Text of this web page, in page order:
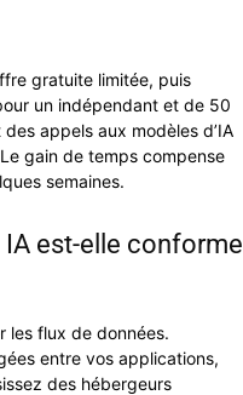
gratuite limitée, puis
un indépendant et de 50
appels aux modèles d’IA
gain de temps compense
semaines.
est-elle conforme
les flux de données.
entre vos applications,
des hébergeurs